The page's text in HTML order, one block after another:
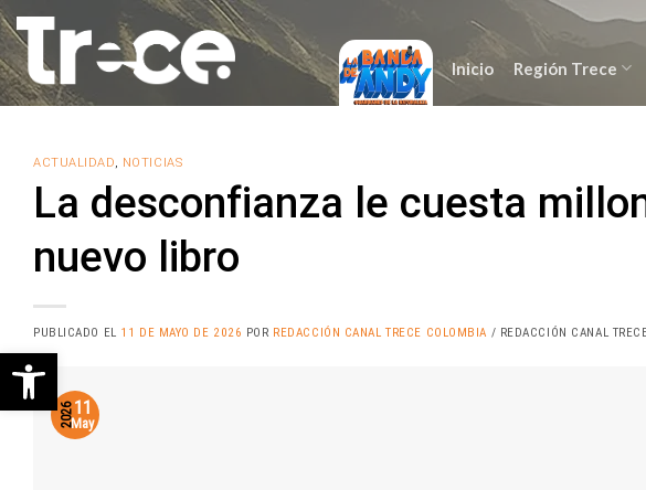
Saltar
al
contenido
Inicio Región Trece
ACTUALIDAD, NOTICIAS
La desconfianza le cuesta
nuevo libro
PUBLICADO EL 11 DE MAYO DE 2026 POR REDACCIÓN CANAL TRECE COLOMBIA / REDACCIÓN CANAL
11
May
2026
Abrir barra de herramientas